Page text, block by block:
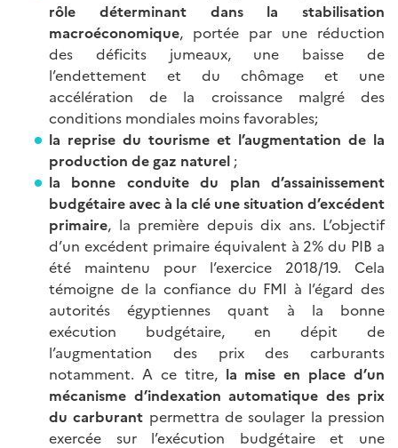
rôle déterminant dans la stabilisation
macroéconomique, portée par une réduction
des déficits jumeaux, une baisse de
l’endettement et du chômage et une
accélération de la croissance malgré des
conditions mondiales moins favorables;
la reprise du tourisme et l’augmentation de la
production de gaz naturel ;
la bonne conduite du plan d’assainissement
budgétaire avec à la clé une situation d’excédent
primaire, la première depuis dix ans. L’objectif
d’un excédent primaire équivalent à 2% du PIB a
été maintenu pour l’exercice 2018/19. Cela
témoigne de la confiance du FMI à l’égard des
autorités égyptiennes quant à la bonne
exécution budgétaire, en dépit de
l’augmentation des prix des carburants
notamment. A ce titre, la mise en place d’un
mécanisme d’indexation automatique des prix
du carburant permettra de soulager la pression
exercée sur l’exécution budgétaire et une